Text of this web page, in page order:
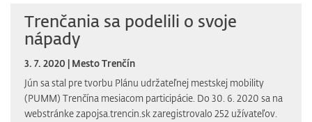
Trenčania sa podelili o svoje
nápady
3. 7. 2020 | Mesto Trenčín
Jún sa stal pre tvorbu Plánu udržateľnej mestskej mobility
(PUMM) Trenčína mesiacom participácie. Do 30. 6. 2020 sa na
webstránke zapojsa.trencin.sk zaregistrovalo 252 užívateľov.